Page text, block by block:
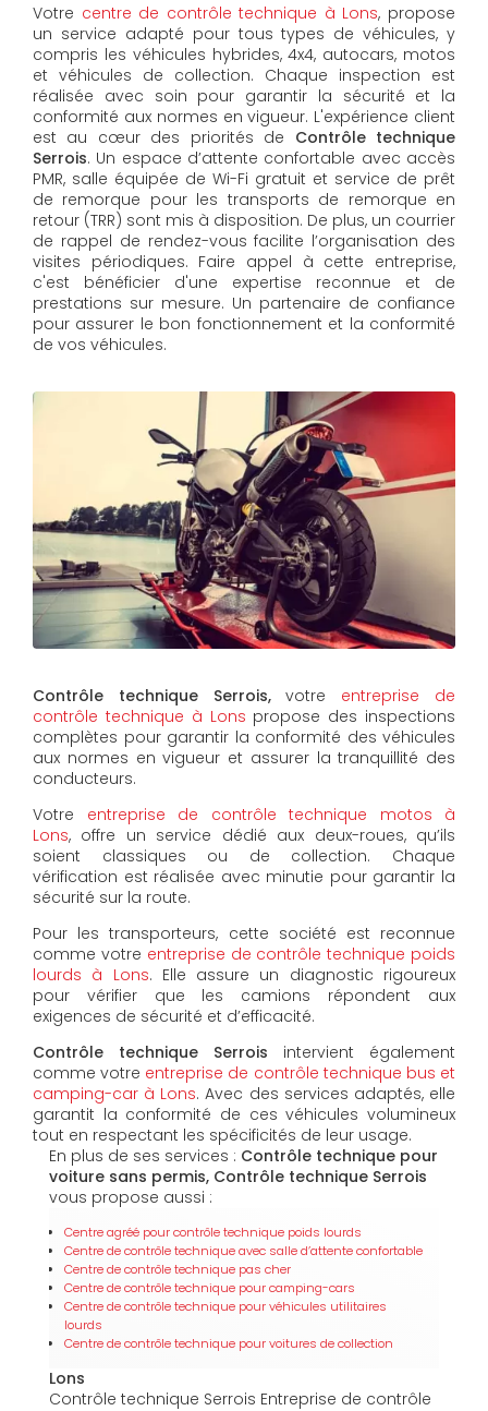
Votre centre de contrôle technique à Lons, propose
un service adapté pour tous types de véhicules, y
compris les véhicules hybrides, 4x4, autocars, motos
et véhicules de collection. Chaque inspection est
réalisée avec soin pour garantir la sécurité et la
conformité aux normes en vigueur. L'expérience client
est au cœur des priorités de Contrôle technique
Serrois. Un espace d’attente confortable avec accès
PMR, salle équipée de Wi-Fi gratuit et service de prêt
de remorque pour les transports de remorque en
retour (TRR) sont mis à disposition. De plus, un courrier
de rappel de rendez-vous facilite l’organisation des
visites périodiques. Faire appel à cette entreprise,
c'est bénéficier d'une expertise reconnue et de
prestations sur mesure. Un partenaire de confiance
pour assurer le bon fonctionnement et la conformité
de vos véhicules.
Contrôle technique Serrois,votre entreprise de
contrôle technique à Lons propose des inspections
complètes pour garantir la conformité des véhicules
aux normes en vigueur et assurer la tranquillité des
conducteurs.
Votre entreprise de contrôle technique motos à
Lons, offre un service dédié aux deux-roues, qu’ils
soient classiques ou de collection. Chaque
vérification est réalisée avec minutie pour garantir la
sécurité sur la route.
Pour les transporteurs, cette société est reconnue
comme votre entreprise de contrôle technique poids
lourds à Lons. Elle assure un diagnostic rigoureux
pour vérifier que les camions répondent aux
exigences de sécurité et d’efficacité.
Contrôle technique Serrois intervient également
comme votre entreprise de contrôle technique bus et
camping-car à Lons. Avec des services adaptés, elle
garantit la conformité de ces véhicules volumineux
tout en respectant les spécificités de leur usage.
En plus de ses services : Contrôle technique pour
voiture sans permis, Contrôle technique Serrois
vous propose aussi :
Centre agréé pour contrôle technique poids lourds
Centre de contrôle technique avec salle d’attente confortable
Centre de contrôle technique pas cher
Centre de contrôle technique pour camping-cars
Centre de contrôle technique pour véhicules utilitaires
lourds
Centre de contrôle technique pour voitures de collection
Lons
Contrôle technique Serrois Entreprise de contrôle